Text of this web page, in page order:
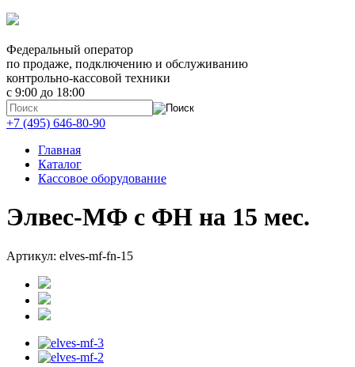
Федеральный оператор
по продаже, подключению и обслуживанию
контрольно-кассовой техники
с 9:00 до 18:00
+7 (495) 646-80-90
Главная
Каталог
Кассовое оборудование
Элвес-МФ с ФН на 15 мес.
Артикул: elves-mf-fn-15